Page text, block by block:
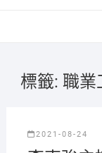
標籤: 職業
2021-08-24